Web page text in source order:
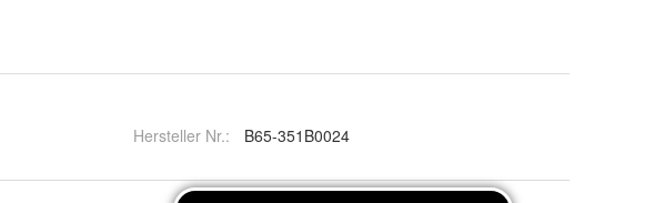
Hersteller Nr.: B65-351B0024